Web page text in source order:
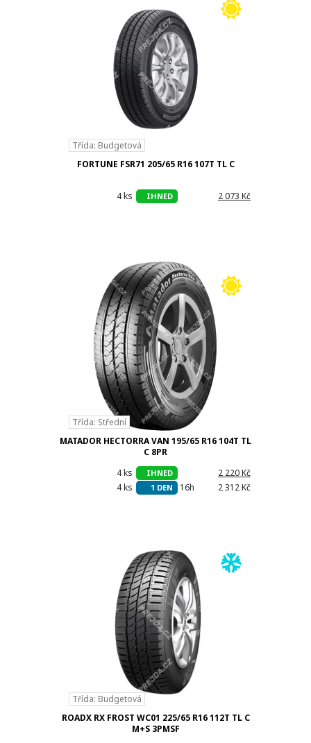
Třída: Budgetová
FORTUNE FSR71 205/65 R16 107T TL C
2 073 Kč
IHNED
4 ks
Třída: Střední
MATADOR HECTORRA VAN 195/65 R16 104T TL
C 8PR
2 220 Kč
IHNED
4 ks
2 312 Kč
16h
1 DEN
4 ks
Třída: Budgetová
ROADX RX FROST WC01 225/65 R16 112T TL C
M+S 3PMSF